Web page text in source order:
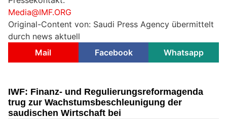
Media@IMF.ORG
Original-Content von: Saudi Press Agency übermittelt
durch news aktuell
Mail
Facebook Whatsapp
IWF: Finanz- und Regulierungsreformagenda
trug zur Wachstumsbeschleunigung der
saudischen Wirtschaft bei